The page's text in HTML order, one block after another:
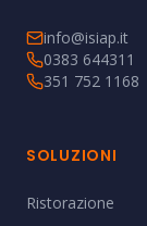
info@isiap.it
0383 644311
351 752 1168
SOLUZIONI
Ristorazione